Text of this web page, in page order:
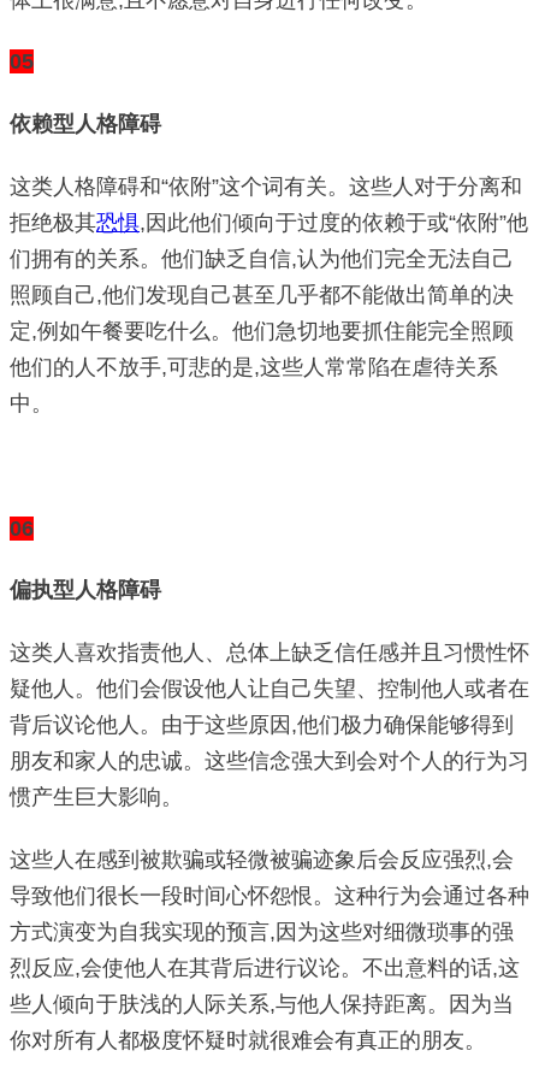
05
依赖型人格障碍
这类人格障碍和“依附”这个词有关。这些人对于分离和
拒绝极其恐惧,因此他们倾向于过度的依赖于或“依附”他
们拥有的关系。他们缺乏自信,认为他们完全无法自己
照顾自己,他们发现自己甚至几乎都不能做出简单的决
定,例如午餐要吃什么。他们急切地要抓住能完全照顾
他们的人不放手,可悲的是,这些人常常陷在虐待关系
中。
06
偏执型人格障碍
这类人喜欢指责他人、总体上缺乏信任感并且习惯性怀
疑他人。他们会假设他人让自己失望、控制他人或者在
背后议论他人。由于这些原因,他们极力确保能够得到
朋友和家人的忠诚。这些信念强大到会对个人的行为习
惯产生巨大影响。
这些人在感到被欺骗或轻微被骗迹象后会反应强烈,会
导致他们很长一段时间心怀怨恨。这种行为会通过各种
方式演变为自我实现的预言,因为这些对细微琐事的强
烈反应,会使他人在其背后进行议论。不出意料的话,这
些人倾向于肤浅的人际关系,与他人保持距离。因为当
你对所有人都极度怀疑时就很难会有真正的朋友。